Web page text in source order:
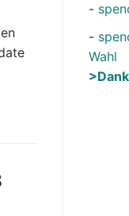
-
-
Wahl